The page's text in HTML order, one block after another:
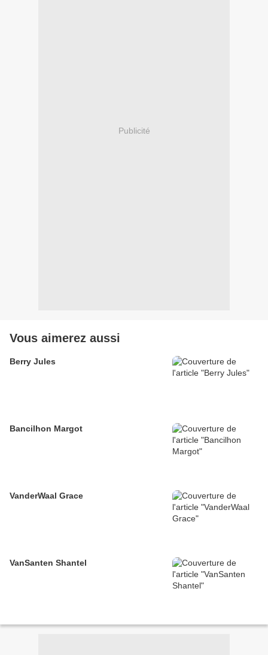
Publicité
Vous aimerez aussi
Berry Jules
Bancilhon Margot
VanderWaal Grace
VanSanten Shantel